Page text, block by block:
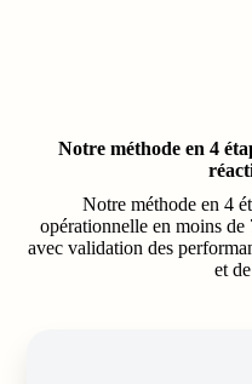
Notre méthode en 4
Notre méthode en 4
opérationnelle en moins de
avec validation des
et